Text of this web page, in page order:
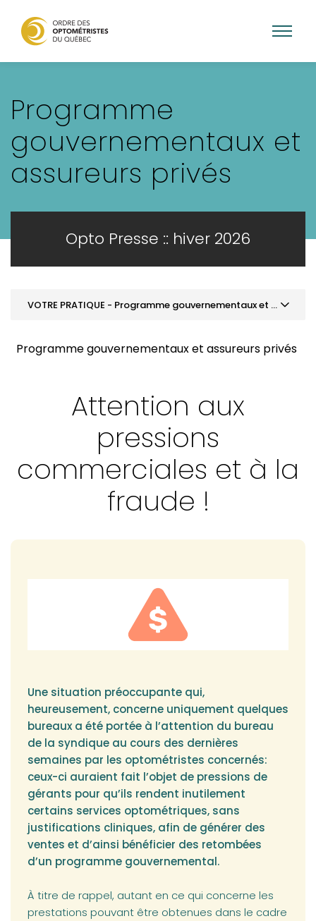
contenu
Programme
gouvernementaux et
assureurs privés
Opto Presse :: hiver 2026
VOTRE PRATIQUE - Programme gouvernementaux et assureurs privés
ACTUALITÉS - Retour sur l'AGA 2025
assureurs privés
VOTRE PRATIQUE - Avis de limitation
VOTRE FORMATION CONTINUE - Message du CPRO
Programme gouvernementaux et assureurs privés
Attention aux
pressions
commerciales et à la
fraude !
Une situation préoccupante qui,
heureusement, concerne uniquement quelques
bureaux a été portée à l’attention du bureau
de la syndique au cours des dernières
semaines par les optométristes concernés:
ceux-ci auraient fait l’objet de pressions de
gérants pour qu’ils rendent inutilement
certains services optométriques, sans
justifications cliniques, afin de générer des
ventes et d’ainsi bénéficier des retombées
d’un programme gouvernemental.
À titre de rappel, autant en ce qui concerne les
prestations pouvant être obtenues dans le cadre